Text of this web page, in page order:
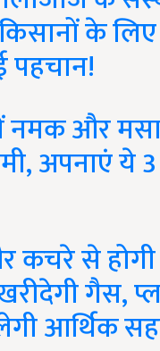
के
पहचान!
नमक और
अपनाएं ये
कचरे से
गैस,
आर्थिक